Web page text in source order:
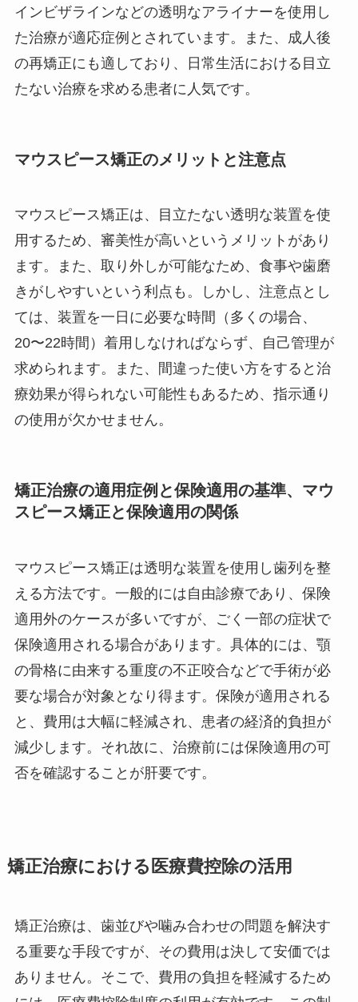
インビザラインなどの透明なアライナーを使用し
た治療が適応症例とされています。また、成人後
の再矯正にも適しており、日常生活における目立
たない治療を求める患者に人気です。
マウスピース矯正のメリットと注意点
マウスピース矯正は、目立たない透明な装置を使
用するため、審美性が高いというメリットがあり
ます。また、取り外しが可能なため、食事や歯磨
きがしやすいという利点も。しかし、注意点とし
ては、装置を一日に必要な時間（多くの場合、
20〜22時間）着用しなければならず、自己管理が
求められます。また、間違った使い方をすると治
療効果が得られない可能性もあるため、指示通り
の使用が欠かせません。
矯正治療の適用症例と保険適用の基準、マウ
スピース矯正と保険適用の関係
マウスピース矯正は透明な装置を使用し歯列を整
える方法です。一般的には自由診療であり、保険
適用外のケースが多いですが、ごく一部の症状で
保険適用される場合があります。具体的には、顎
の骨格に由来する重度の不正咬合などで手術が必
要な場合が対象となり得ます。保険が適用される
と、費用は大幅に軽減され、患者の経済的負担が
減少します。それ故に、治療前には保険適用の可
否を確認することが肝要です。
矯正治療における医療費控除の活用
矯正治療は、歯並びや噛み合わせの問題を解決す
る重要な手段ですが、その費用は決して安価では
ありません。そこで、費用の負担を軽減するため